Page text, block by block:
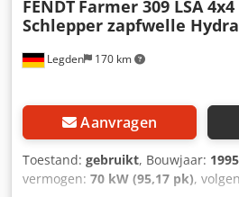
Legden 170 km
FENDT Farmer 309 LSA 4x4
Schlepper zapfwelle
Aanvragen
Toestand: gebruikt, Bouwjaar: 1995
vermogen: 70 kW (95,17 pk),